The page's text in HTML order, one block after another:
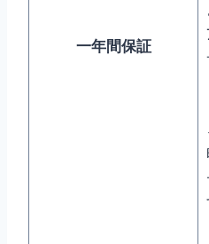
一年間保証